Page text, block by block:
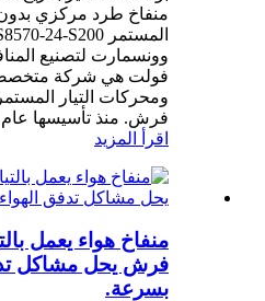
منفاخ طرد مركزي بدون
فولت هي شركة
ومحركات التيار
فرش. منذ تأسيسها عام 2009، ...
اقرأ المزيد
منفاخ هواء يعمل
فرش يحل مشاكل
بسرعة.